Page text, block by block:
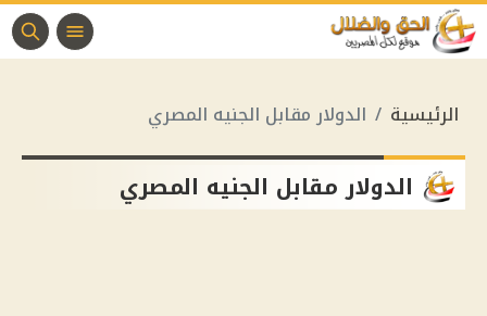
الرئيسية الدولار مقابل الجنيه المصري
الدولار مقابل الجنيه المصري